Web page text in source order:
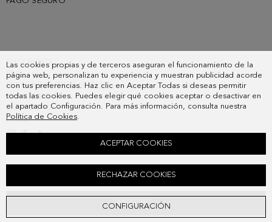
Las cookies propias y de terceros aseguran el funcionamiento de la
página web, personalizan tu experiencia y muestran publicidad acorde
con tus preferencias. Haz clic en Aceptar Todas si deseas permitir
todas las cookies. Puedes elegir qué cookies aceptar o desactivar en
el apartado Configuración. Para más información, consulta nuestra
Política de Cookies.
CONFIGURACIÓN
RECHAZAR COOKIES
ACEPTAR COOKIES
AÑADIR
SUSCRIBETE
PAIS
PREGUNTAS FRECUENTES
MIS PEDIDOS
CONTACTO
LEGAL